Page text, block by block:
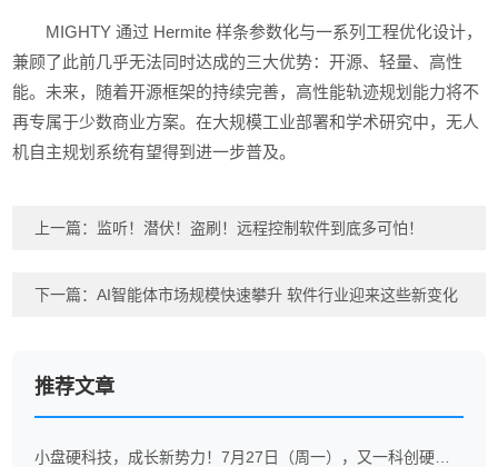
MIGHTY 通过 Hermite 样条参数化与一系列工程优化设计，
兼顾了此前几乎无法同时达成的三大优势：开源、轻量、高性
能。未来，随着开源框架的持续完善，高性能轨迹规划能力将不
再专属于少数商业方案。在大规模工业部署和学术研究中，无人
机自主规划系统有望得到进一步普及。
上一篇： 监听！潜伏！盗刷！远程控制软件到底多可怕！
下一篇：AI智能体市场规模快速攀升 软件行业迎来这些新变化
推荐文章